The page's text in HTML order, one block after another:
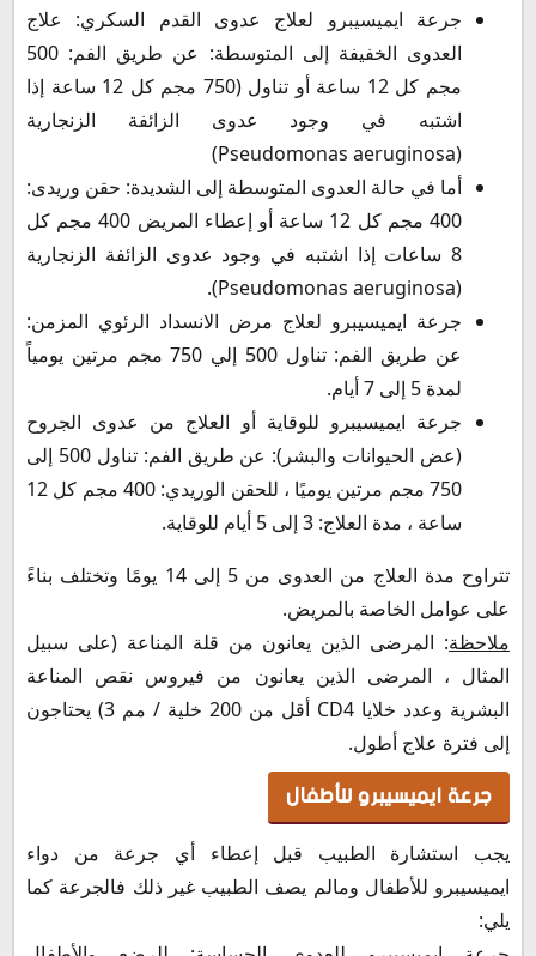
جرعة ايميسيبرو لعلاج عدوى القدم السكري: علاج
العدوى الخفيفة إلى المتوسطة: عن طريق الفم: 500
مجم كل 12 ساعة أو تناول (750 مجم كل 12 ساعة إذا
اشتبه في وجود عدوى الزائفة الزنجارية
(Pseudomonas aeruginosa)
أما في حالة العدوى المتوسطة إلى الشديدة: حقن وريدى:
400 مجم كل 12 ساعة أو إعطاء المريض 400 مجم كل
8 ساعات إذا اشتبه في وجود عدوى الزائفة الزنجارية
(Pseudomonas aeruginosa).
جرعة ايميسيبرو لعلاج مرض الانسداد الرئوي المزمن:
عن طريق الفم: تناول 500 إلي 750 مجم مرتين يومياً
لمدة 5 إلى 7 أيام.
جرعة ايميسيبرو للوقاية أو العلاج من عدوى الجروح
(عض الحيوانات والبشر): عن طريق الفم: تناول 500 إلى
750 مجم مرتين يوميًا ، للحقن الوريدي: 400 مجم كل 12
ساعة ، مدة العلاج: 3 إلى 5 أيام للوقاية.
تتراوح مدة العلاج من العدوى من 5 إلى 14 يومًا وتختلف بناءً
على عوامل الخاصة بالمريض.
ملاحظة: المرضى الذين يعانون من قلة المناعة (على سبيل
المثال ، المرضى الذين يعانون من فيروس نقص المناعة
البشرية وعدد خلايا CD4 أقل من 200 خلية / مم 3) يحتاجون
إلى فترة علاج أطول.
جرعة ايميسيبرو للأطفال
يجب استشارة الطبيب قبل إعطاء أي جرعة من دواء
ايميسيبرو للأطفال ومالم يصف الطبيب غير ذلك فالجرعة كما
يلي: